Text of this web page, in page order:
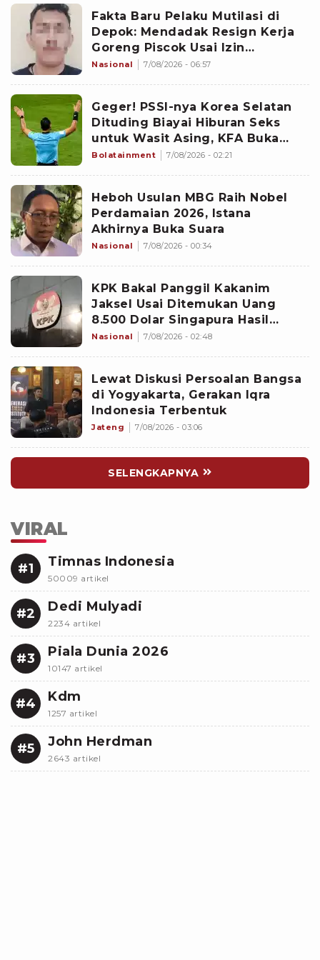
Fakta Baru Pelaku Mutilasi di
Depok: Mendadak Resign Kerja
Goreng Piscok Usai Izin
Interview di Mal
Nasional 7/08/2026 - 06:57
Geger! PSSI-nya Korea Selatan
Dituding Biayai Hiburan Seks
untuk Wasit Asing, KFA Buka
Suara
Bolatainment 7/08/2026 - 02:21
Heboh Usulan MBG Raih Nobel
Perdamaian 2026, Istana
Akhirnya Buka Suara
Nasional 7/08/2026 - 00:34
KPK Bakal Panggil Kakanim
Jaksel Usai Ditemukan Uang
8.500 Dolar Singapura Hasil
Penggeledahan
Nasional 7/08/2026 - 02:48
Lewat Diskusi Persoalan Bangsa
di Yogyakarta, Gerakan Iqra
Indonesia Terbentuk
Jateng 7/08/2026 - 03:06
SELENGKAPNYA
VIRAL
#1 Timnas Indonesia
50009 artikel
#2 Dedi Mulyadi
2234 artikel
#3 Piala Dunia 2026
10147 artikel
#4 Kdm
1257 artikel
#5 John Herdman
2643 artikel